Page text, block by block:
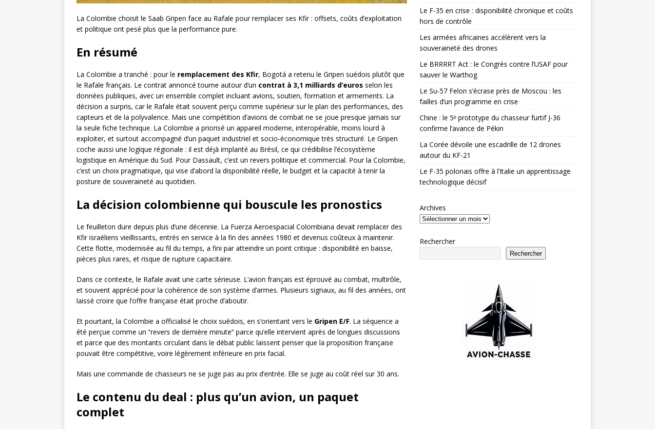
La Colombie choisit le Saab Gripen face au Rafale pour remplacer ses Kfir : offsets, coûts d’exploitation
et politique ont pesé plus que la performance pure.
En résumé
La Colombie a tranché : pour le remplacement des Kfir, Bogotá a retenu le Gripen suédois plutôt que
le Rafale français. Le contrat annoncé tourne autour d’un contrat à 3,1 milliards d’euros selon les
données publiques, avec un ensemble complet incluant avions, soutien, formation et armements. La
décision a surpris, car le Rafale était souvent perçu comme supérieur sur le plan des performances, des
capteurs et de la polyvalence. Mais une compétition d’avions de combat ne se joue presque jamais sur
la seule fiche technique. La Colombie a priorisé un appareil moderne, interopérable, moins lourd à
exploiter, et surtout accompagné d’un paquet industriel et socio-économique très structuré. Le Gripen
coche aussi une logique régionale : il est déjà implanté au Brésil, ce qui crédibilise l’écosystème
logistique en Amérique du Sud. Pour Dassault, c’est un revers politique et commercial. Pour la Colombie,
c’est un choix pragmatique, qui vise d’abord la disponibilité réelle, le budget et la capacité à tenir la
posture de souveraineté au quotidien.
La décision colombienne qui bouscule les pronostics
Le feuilleton dure depuis plus d’une décennie. La Fuerza Aeroespacial Colombiana devait remplacer des
Kfir israéliens vieillissants, entrés en service à la fin des années 1980 et devenus coûteux à maintenir.
Cette flotte, modernisée au fil du temps, a fini par atteindre un point critique : disponibilité en baisse,
pièces plus rares, et risque de rupture capacitaire.
Dans ce contexte, le Rafale avait une carte sérieuse. L’avion français est éprouvé au combat, multirôle,
et souvent apprécié pour la cohérence de son système d’armes. Plusieurs signaux, au fil des années, ont
laissé croire que l’offre française était proche d’aboutir.
Et pourtant, la Colombie a officialisé le choix suédois, en s’orientant vers le Gripen E/F. La séquence a
été perçue comme un “revers de dernière minute” parce qu’elle intervient après de longues discussions
et parce que des montants circulant dans le débat public laissent penser que la proposition française
pouvait être compétitive, voire légèrement inférieure en prix facial.
Mais une commande de chasseurs ne se juge pas au prix d’entrée. Elle se juge au coût réel sur 30 ans.
Le contenu du deal : plus qu’un avion, un paquet
complet
Le F-35 en crise : disponibilité chronique et coûts
hors de contrôle
Les armées africaines accélèrent vers la
souveraineté des drones
Le BRRRRT Act : le Congrès contre l’USAF pour
sauver le Warthog
Le Su-57 Felon s’écrase près de Moscou : les
failles d’un programme en crise
Chine : le 5ᵉ prototype du chasseur furtif J-36
confirme l’avance de Pékin
La Corée dévoile une escadrille de 12 drones
autour du KF-21
Le F-35 polonais offre à l’Italie un apprentissage
technologique décisif
Archives
Rechercher
Rechercher